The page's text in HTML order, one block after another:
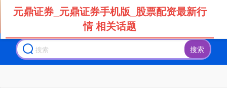
搜索
元鼎证券_元鼎证券手机版_股票配资最新行
情 相关话题